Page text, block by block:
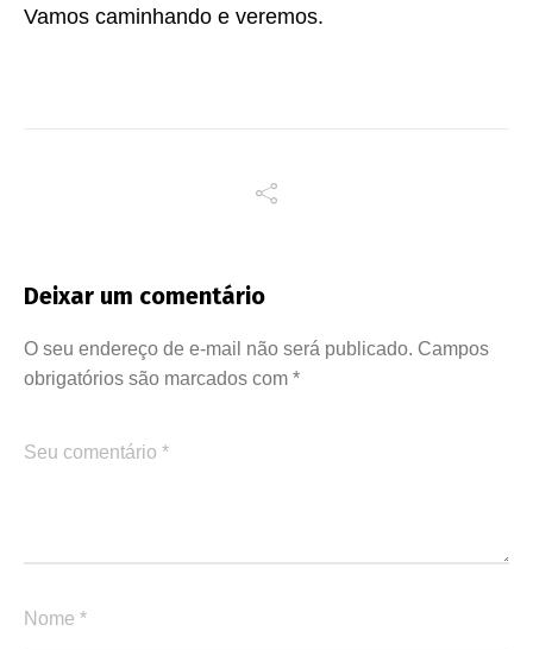
Vamos caminhando e veremos.
Deixar um comentário
O seu endereço de e-mail não será publicado. Campos
obrigatórios são marcados com *